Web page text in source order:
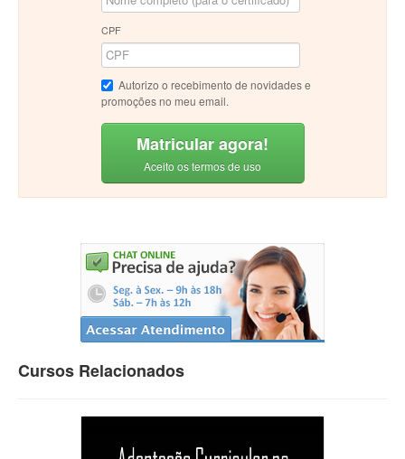
CPF
Autorizo o recebimento de novidades e
promoções no meu email.
Matricular agora!
Aceito os termos de uso
Cursos Relacionados